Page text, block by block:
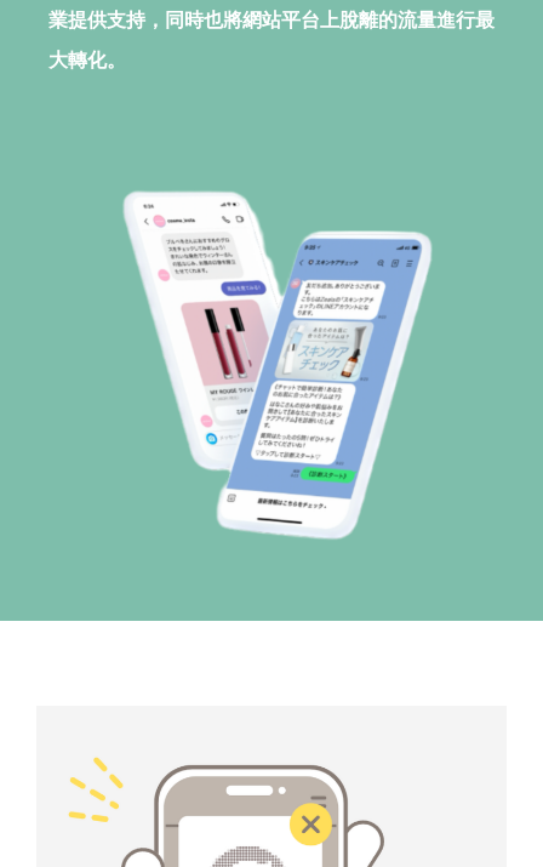
業提供支持， 同時也將網站平台上脫離的流量進行最
大轉化。